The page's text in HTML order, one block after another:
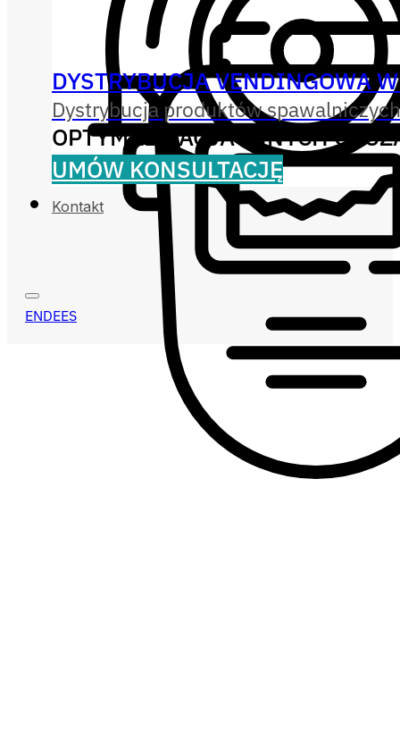
DYSTRYBUCJA VENDINGOWA
Dystrybucja produktów
OPTYMALIZACJA INNYCH
UMÓW KONSULTACJĘ
Kontakt
ENDEES